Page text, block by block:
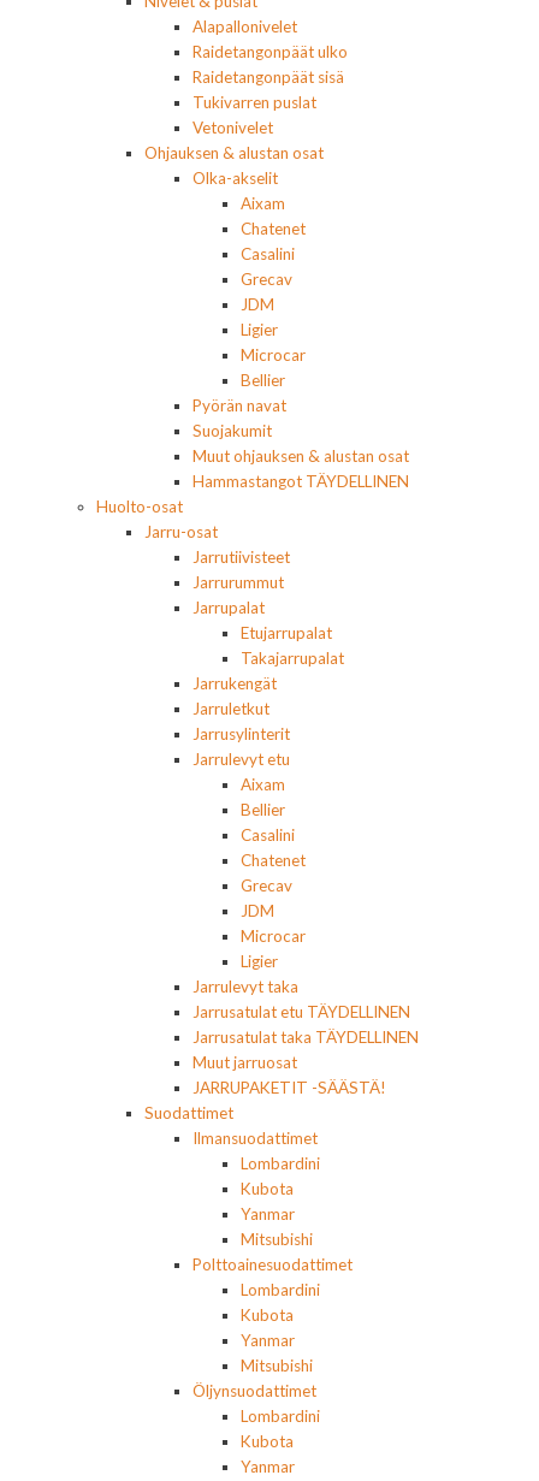
Alapallonivelet
Raidetangonpäät ulko
Raidetangonpäät sisä
Tukivarren puslat
Vetonivelet
Ohjauksen & alustan osat
Olka-akselit
Aixam
Chatenet
Casalini
Grecav
JDM
Ligier
Microcar
Bellier
Pyörän navat
Suojakumit
Muut ohjauksen & alustan osat
Hammastangot TÄYDELLINEN
Huolto-osat
Jarru-osat
Jarrutiivisteet
Jarrurummut
Jarrupalat
Etujarrupalat
Takajarrupalat
Jarrukengät
Jarruletkut
Jarrusylinterit
Jarrulevyt etu
Aixam
Bellier
Casalini
Chatenet
Grecav
JDM
Microcar
Ligier
Jarrulevyt taka
Jarrusatulat etu TÄYDELLINEN
Jarrusatulat taka TÄYDELLINEN
Muut jarruosat
JARRUPAKETIT -SÄÄSTÄ!
Suodattimet
Ilmansuodattimet
Lombardini
Kubota
Yanmar
Mitsubishi
Polttoainesuodattimet
Lombardini
Kubota
Yanmar
Mitsubishi
Öljynsuodattimet
Lombardini
Kubota
Yanmar